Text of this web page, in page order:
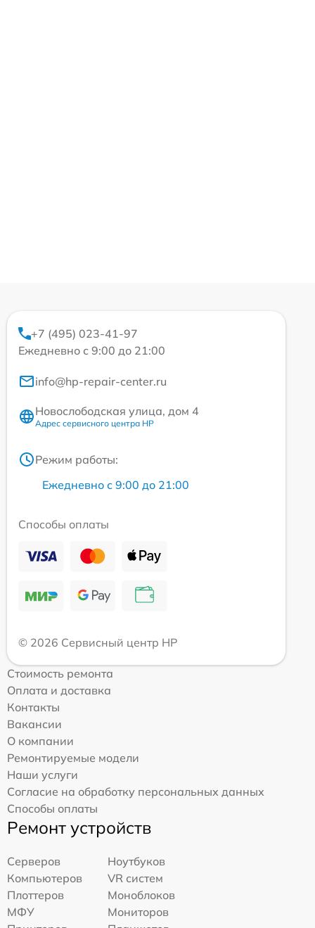
+7 (495) 023-41-97
Ежедневно с 9:00 до 21:00
info@hp-repair-center.ru
Новослободская улица, дом 4
Адрес сервисного центра HP
Режим работы:
Ежедневно с 9:00 до 21:00
Способы оплаты
© 2026 Сервисный центр HP
Стоимость ремонта
Оплата и доставка
Контакты
Вакансии
О компании
Ремонтируемые модели
Наши услуги
Согласие на обработку персональных данных
Способы оплаты
Ремонт устройств
Серверов
Ноутбуков
Компьютеров
VR систем
Плоттеров
Моноблоков
МФУ
Мониторов